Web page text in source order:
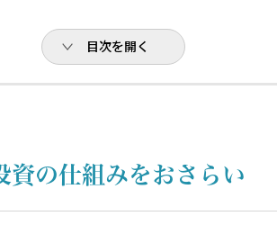
いている人の特徴
えられる人
功例
目次を開く
資の仕組みをおさらい